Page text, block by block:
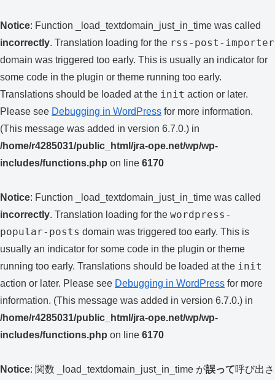
Notice: Function _load_textdomain_just_in_time was called
incorrectly. Translation loading for the rss-post-importer
domain was triggered too early. This is usually an indicator for
some code in the plugin or theme running too early.
Translations should be loaded at the init action or later.
Please see Debugging in WordPress for more information.
(This message was added in version 6.7.0.) in
/home/r4285031/public_html/jra-ope.net/wp/wp-
includes/functions.php on line 6170
Notice: Function _load_textdomain_just_in_time was called
incorrectly. Translation loading for the wordpress-
popular-posts domain was triggered too early. This is
usually an indicator for some code in the plugin or theme
running too early. Translations should be loaded at the init
action or later. Please see Debugging in WordPress for more
information. (This message was added in version 6.7.0.) in
/home/r4285031/public_html/jra-ope.net/wp/wp-
includes/functions.php on line 6170
Notice: 関数 _load_textdomain_just_in_time が誤って呼び出さ